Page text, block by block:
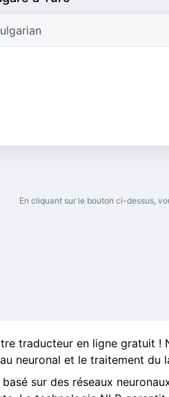
En cliquant sur le bouton ci-dessus,
traducteur en ligne gratuit
neuronal et le traitement
sur des réseaux